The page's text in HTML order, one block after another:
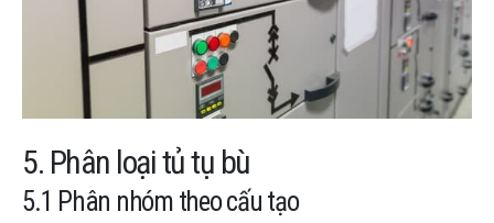
5. Phân loại tủ tụ bù
5.1 Phân nhóm theo cấu tạo